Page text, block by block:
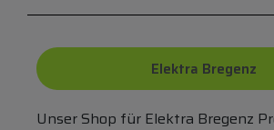
Elektra Bregenz
Unser Shop für Elektra Bregenz